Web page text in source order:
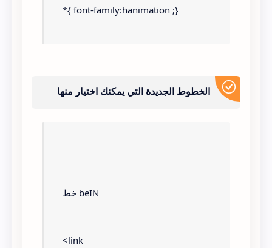
*{ font-family:hanimation ;}
الخطوط الجديدة التي يمكنك اختيار منها
خط beIN
<link